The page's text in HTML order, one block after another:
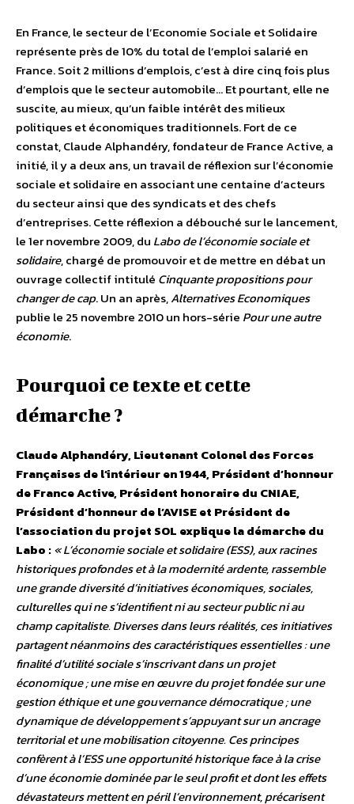
En France, le secteur de l’Economie Sociale et Solidaire
représente près de 10% du total de l’emploi salarié en
France. Soit 2 millions d’emplois, c’est à dire cinq fois plus
d’emplois que le secteur automobile… Et pourtant, elle ne
suscite, au mieux, qu’un faible intérêt des milieux
politiques et économiques traditionnels. Fort de ce
constat, Claude Alphandéry, fondateur de France Active, a
initié, il y a deux ans, un travail de réflexion sur l’économie
sociale et solidaire en associant une centaine d’acteurs
du secteur ainsi que des syndicats et des chefs
d’entreprises. Cette réflexion a débouché sur le lancement,
le 1er novembre 2009, du Labo de l’économie sociale et
solidaire, chargé de promouvoir et de mettre en débat un
ouvrage collectif intitulé Cinquante propositions pour
changer de cap. Un an après,Alternatives Economiques
publie le 25 novembre 2010 un hors-série Pour une autre
économie.
Pourquoi ce texte et cette
démarche ?
Claude Alphandéry, Lieutenant Colonel des Forces
Françaises de l’intérieur en 1944, Président d’honneur
de France Active, Président honoraire du CNIAE,
Président d’honneur de l’AVISE et Président de
l’association du projet SOL explique la démarche du
Labo :« L’économie sociale et solidaire (ESS), aux racines
historiques profondes et à la modernité ardente, rassemble
une grande diversité d’initiatives économiques, sociales,
culturelles qui ne s’identifient ni au secteur public ni au
champ capitaliste. Diverses dans leurs réalités, ces initiatives
partagent néanmoins des caractéristiques essentielles : une
finalité d’utilité sociale s’inscrivant dans un projet
économique ; une mise en œuvre du projet fondée sur une
gestion éthique et une gouvernance démocratique ; une
dynamique de développement s’appuyant sur un ancrage
territorial et une mobilisation citoyenne. Ces principes
confèrent à l’ESS une opportunité historique face à la crise
d’une économie dominée par le seul profit et dont les effets
dévastateurs mettent en péril l’environnement, précarisent